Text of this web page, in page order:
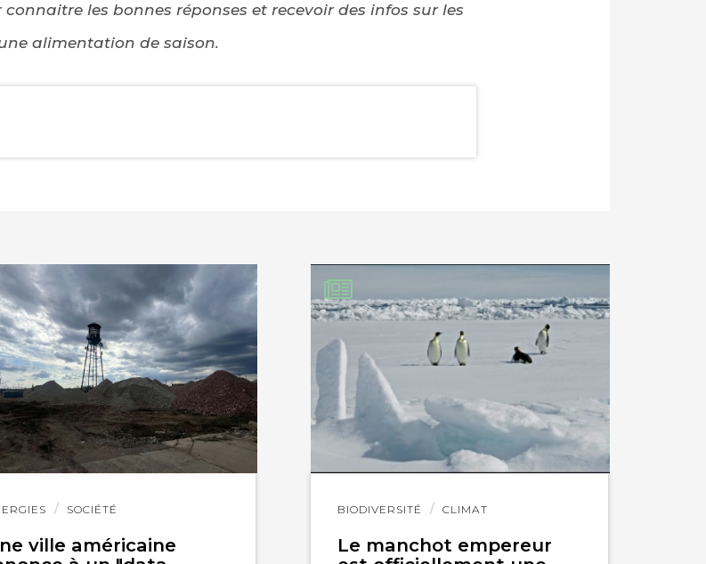
les bonnes réponses et recevoir des infos sur les
alimentation de saison.
SOCIÉTÉ
ville américaine
BIODIVERSITÉ CLIMAT
Le manchot empereur
Lire